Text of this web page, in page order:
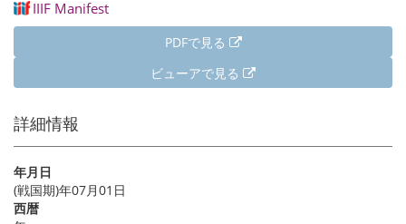
IIIF Manifest
PDFで見る
ビューアで見る
詳細情報
年月日
(戦国期)年07月01日
西暦